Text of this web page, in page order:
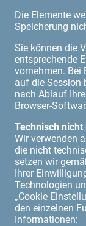
Die Elemente
Speicherung
Sie können die
entsprechende
vornehmen. Bei
auf die Session
nach Ablauf
Browser-
Technisch
Wir verwenden
die nicht
setzen wir
Ihrer
Technologien
„Cookie
den einzelnen
Informationen: